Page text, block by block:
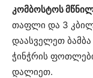
კომბოსტოს
თაფლი და 3
დაასველეთ
ჭინჭრის
დალიეთ.